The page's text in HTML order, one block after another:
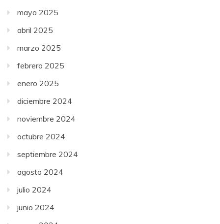
mayo 2025
abril 2025
marzo 2025
febrero 2025
enero 2025
diciembre 2024
noviembre 2024
octubre 2024
septiembre 2024
agosto 2024
julio 2024
junio 2024